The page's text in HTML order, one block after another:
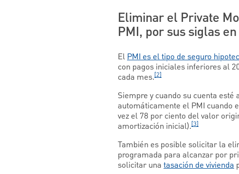
Eliminar el Private
PMI, por sus siglas
ElPMI es el tipo de seguro
con pagos iniciales inferiores al
cada mes.[2]
Siempre y cuando su cuenta
automáticamente el PMI cuando
vez el 78 por ciento del valor
amortización inicial).[3]
También es posible solicitar la
programada para alcanzar por
solicitar una tasación de vivienda